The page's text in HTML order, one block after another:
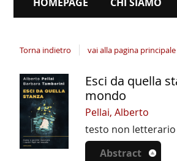
Torna indietro vai alla pagina principale
Dettaglio
del
documento
Esci da quella
mondo
Pellai, Alberto
testo non letterario
Abstract